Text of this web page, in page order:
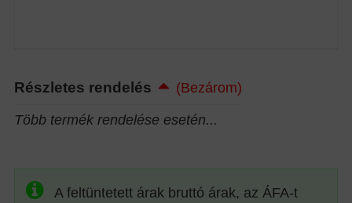
Részletes rendelés
(Bezárom)
Több termék rendelése esetén...
A feltüntetett árak bruttó árak, az ÁFA-t